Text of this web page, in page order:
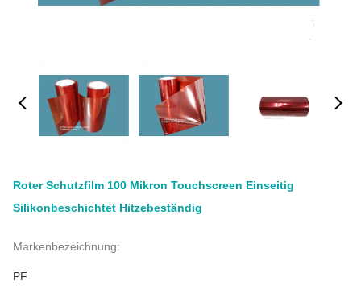
Roter Schutzfilm 100 Mikron Touchscreen Einseitig
Silikonbeschichtet Hitzebeständig
Markenbezeichnung:
PF